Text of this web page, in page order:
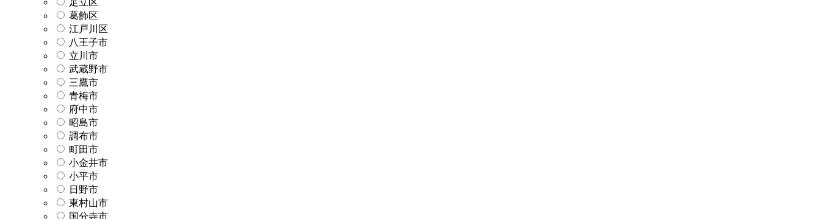
葛飾区
江戸川区
八王子市
立川市
武蔵野市
三鷹市
青梅市
府中市
昭島市
調布市
町田市
小金井市
小平市
日野市
東村山市
国分寺市